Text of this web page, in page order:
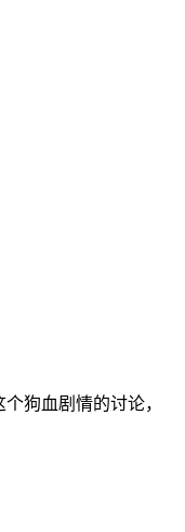
狗血剧情的讨论，